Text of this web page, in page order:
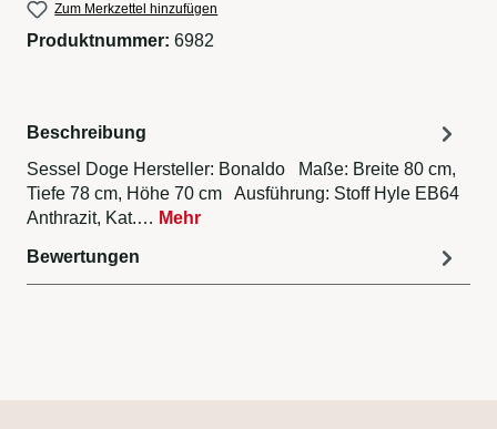
Zum Merkzettel hinzufügen
Produktnummer: 6982
Beschreibung
Sessel Doge Hersteller: Bonaldo Maße: Breite 80 cm,
Tiefe 78 cm, Höhe 70 cm Ausführung: Stoff Hyle EB64
Anthrazit, Kat.… Mehr
Bewertungen